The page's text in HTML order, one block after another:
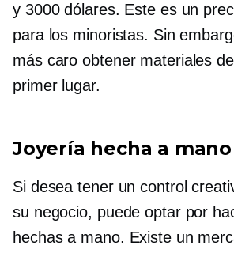
y 3000 dólares. Este es un
para los minoristas. Sin
más caro obtener materiales
primer lugar.
Joyería hecha a mano
Si desea tener un control
su negocio, puede optar por
hechas a mano. Existe un